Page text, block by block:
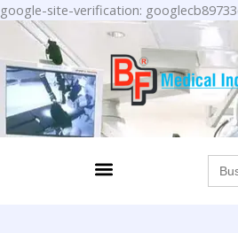
google-site-verification:
Menu